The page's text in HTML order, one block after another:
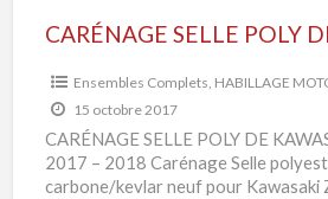
2018
Ensembles Complets HABILLAGE
15 octobre 2017
CARÉNAGE SELLE POLY DE
2017 – 2018 Carénage Selle
carbone/kevlar neuf pour Kawasaki